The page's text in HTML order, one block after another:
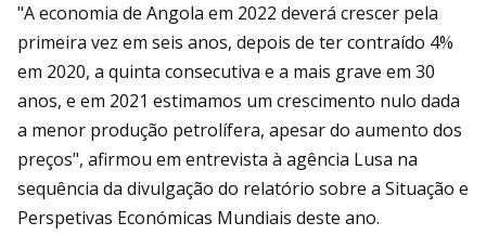
"A economia de Angola em 2022 deverá crescer pela
primeira vez em seis anos, depois de ter contraído 4%
em 2020, a quinta consecutiva e a mais grave em 30
anos, e em 2021 estimamos um crescimento nulo dada
a menor produção petrolífera, apesar do aumento dos
preços", afirmou em entrevista à agência Lusa na
sequência da divulgação do relatório sobre a Situação e
Perspetivas Económicas Mundiais deste ano.